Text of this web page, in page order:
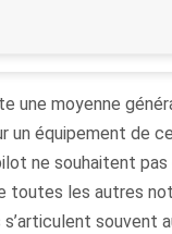
une moyenne
un équipement de
ne souhaitent pas
toutes les autres
souvent